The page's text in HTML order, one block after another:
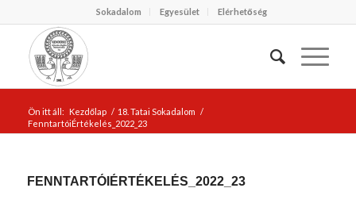
Sokadalom Egyesület Elérhetőség
Ön itt áll: Kezdőlap / 18. Tatai Sokadalom /
FenntartóiÉrtékelés_2022_23
FENNTARTÓIÉRTÉKELÉS_2022_23